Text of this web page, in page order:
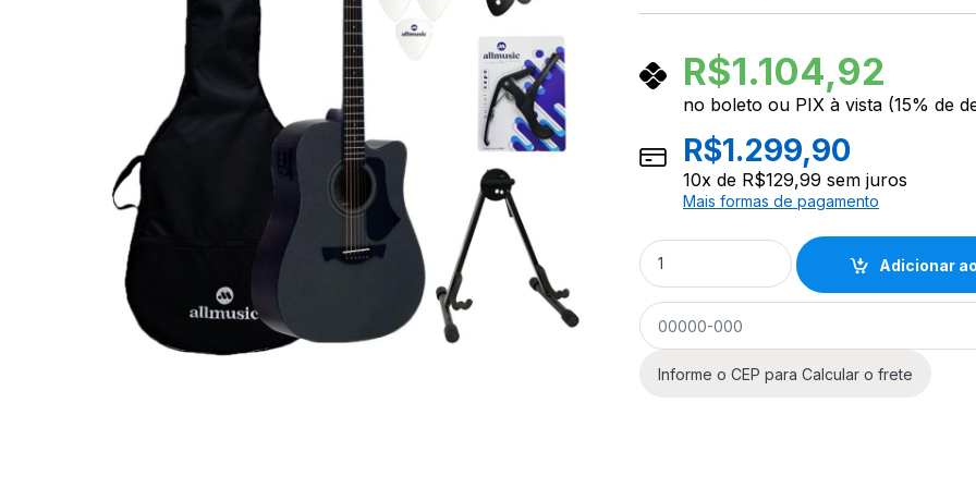
R$1.104,92
no boleto ou PIX à vista (15% de
R$1.299,90
10x de R$129,99 sem juros
Mais formas de pagamento
Kit Violão Tagima Andes Metal Silver
Adicionar